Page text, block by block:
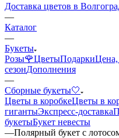
Доставка цветов в
—
Каталог
—
Букеты
Розы🌹ЦветыПодаркиЦена,
сезонДополнения
—
Сборные букеты🤍
Цветы в коробкеЦветы в
гигантыЭкспресс-доставка
букетыБукет невесты
—Полярный букет с